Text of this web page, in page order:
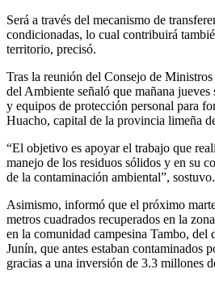
Será a través del mecanismo de
condicionadas, lo cual contribuirá
territorio, precisó.
Tras la reunión del Consejo de
del Ambiente señaló que mañana jueves
y equipos de protección personal para
Huacho, capital de la provincia limeña
“El objetivo es apoyar el trabajo que
manejo de los residuos sólidos y en su
de la contaminación ambiental”, sostuvo.
Asimismo, informó que el próximo
metros cuadrados recuperados en la
en la comunidad campesina Tambo, del
Junín, que antes estaban contaminados
gracias a una inversión de 3.3 millones